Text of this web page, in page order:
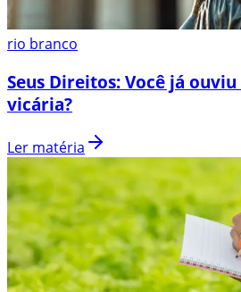
rio branco
Seus Direitos: Você já
vicária?
Ler matéria